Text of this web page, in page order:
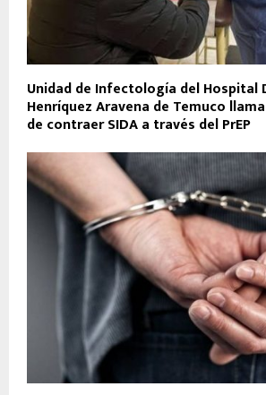
Unidad de Infectología del Hospital
Henríquez Aravena de Temuco
de contraer SIDA a través del PrEP